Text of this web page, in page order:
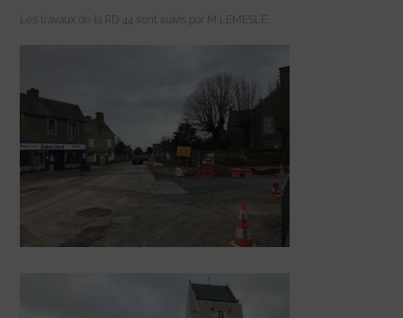
Les travaux de la RD 44 sont suivis par M LEMESLE.